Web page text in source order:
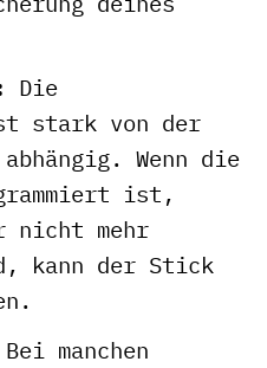
Die
stark von der
Wenn die
ist,
nicht mehr
kann der Stick
Bei manchen